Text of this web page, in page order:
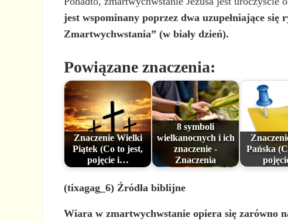
jest wspominany poprzez dwa uzupełniające się
Zmartwychwstania” (w biały dzień).
Powiązane znaczenia:
Znaczenie Wielki
Piątek (Co to jest,
pojęcie i…
8 symboli
wielkanocnych i ich
znaczenie -
Znaczenia
Pańska
(tixagag_6) Źródła biblijne
Wiara w zmartwychwstanie opiera się zarówno